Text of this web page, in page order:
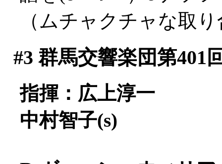
（ムチャクチャな取
#3 群馬交響楽団第401
指揮：広上淳一
中村智子(s)